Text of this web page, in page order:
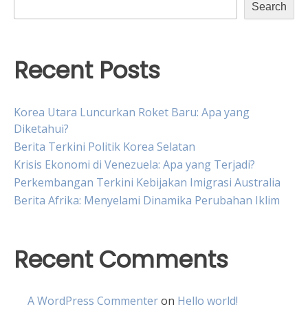
Search
Recent Posts
Korea Utara Luncurkan Roket Baru: Apa yang
Diketahui?
Berita Terkini Politik Korea Selatan
Krisis Ekonomi di Venezuela: Apa yang Terjadi?
Perkembangan Terkini Kebijakan Imigrasi Australia
Berita Afrika: Menyelami Dinamika Perubahan Iklim
Recent Comments
A WordPress Commenteron Hello world!